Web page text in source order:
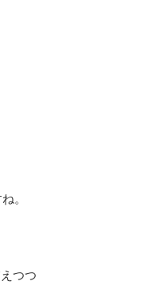
。
つつ